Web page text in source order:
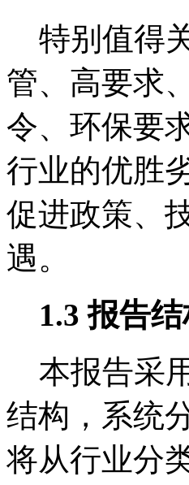
特别值得
管、高要求
令、环保要
行业的优胜
促进政策、
遇。
1.3 报告
本报告采
结构，系统
将从行业分